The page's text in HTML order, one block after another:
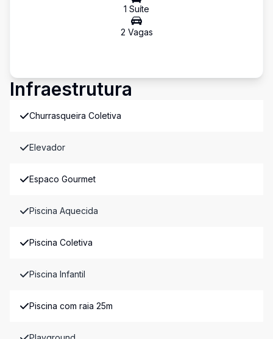
1 Suíte
2 Vagas
Infraestrutura
Churrasqueira Coletiva
Elevador
Espaco Gourmet
Piscina Aquecida
Piscina Coletiva
Piscina Infantil
Piscina com raia 25m